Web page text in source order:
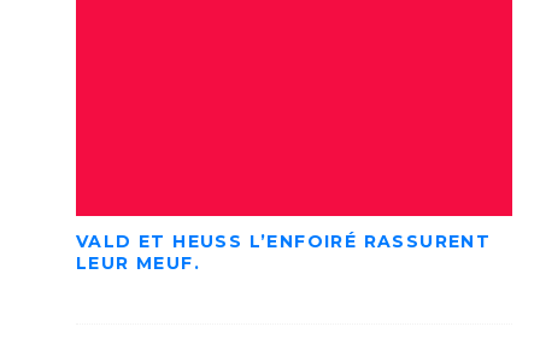
VALD ET HEUSS L’ENFOIRÉ RASSURENT
LEUR MEUF.